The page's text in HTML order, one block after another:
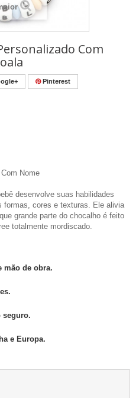
Com
Pinterest
Nome
desenvolve suas habilidades
formas, cores e texturas. Ele alivia
grande parte do chocalho é feito
totalmente mordiscado.
mão de obra.
seguro.
e Europa.